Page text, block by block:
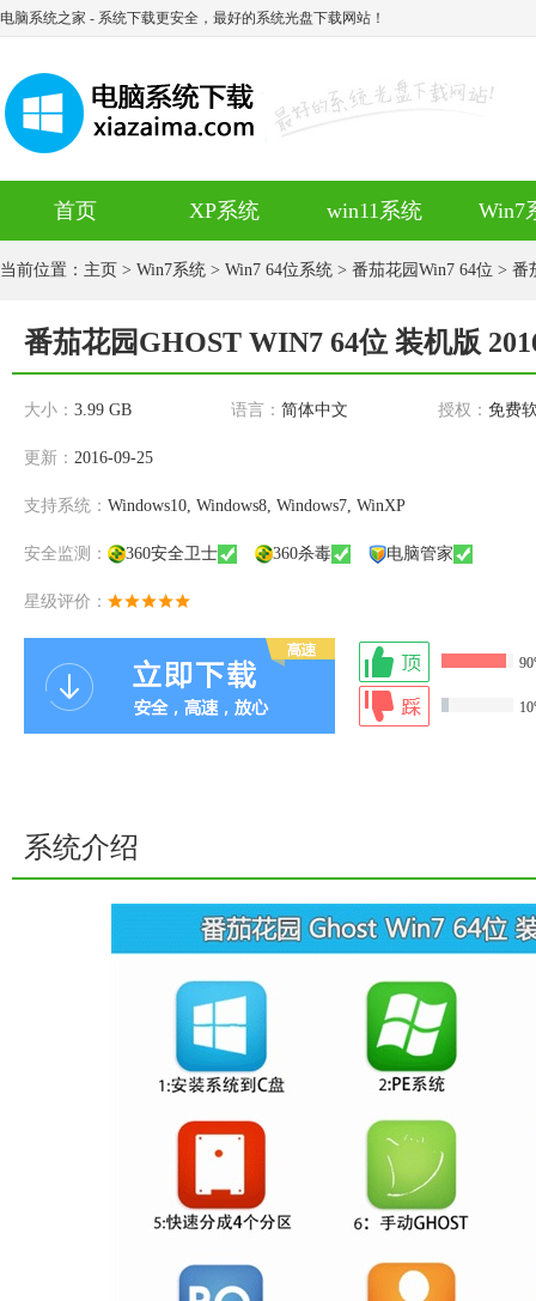
电脑系统之家 - 系统下载更安全，最好的系统光盘下载网站！
首页 XP系统 win11系统 Win7
当前位置： 主页 > Win7系统 > Win7 64位系统 > 番茄花园Win7 64位 > 番
番茄花园GHOST WIN7 64位 装机版
大小： 3.99 GB 语言： 简体中文 授权： 免费
更新： 2016-09-25
支持系统： Windows10, Windows8, Windows7, WinXP
安全监测： 360安全卫士 360杀毒 电脑管家
星级评价：
系统介绍